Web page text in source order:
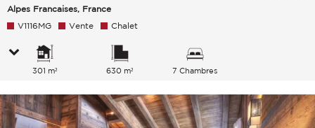
Alpes Francaises, France
V1116MG Vente Chalet
301 m² 630 m² 7 Chambres